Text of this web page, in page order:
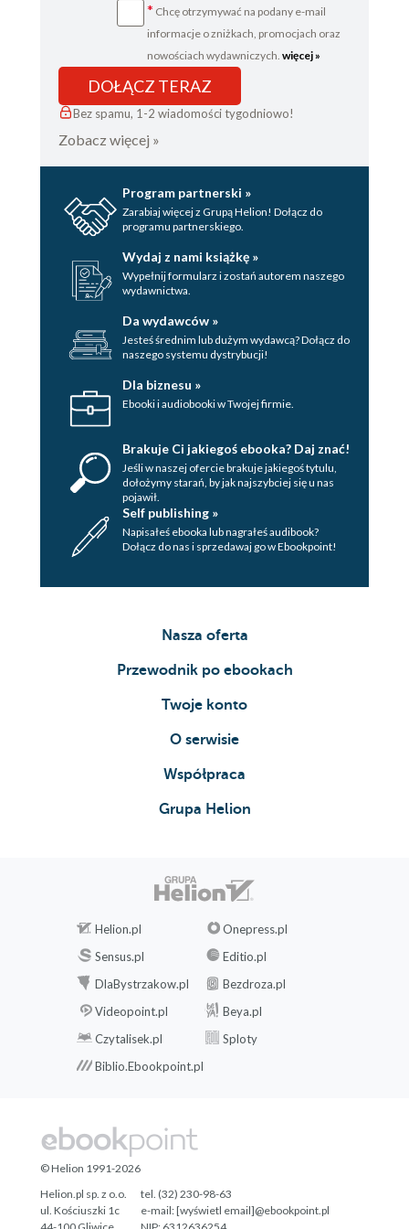
PANNA JÉROMETTE I PASTOR
MARTWA RĘKA
DO NIEBA RAZEM Z BRYGIEM!
DZIEWIĄTA!
DIABELSKIE OKULARY / Wspomnienia
arktycznego podróżnika
Moje wspomnienia
Egzamin okularowy
Egzamin w Long Fellas
Prawda w krzewach
Koniec Diabelskich Okularów
Wydawca do czytelnika
* Chcę otrzymywać na podany e-mail
informacje o zniżkach, promocjach oraz
nowościach wydawniczych. więcej »
DOŁĄCZ TERAZ
Bez spamu, 1-2 wiadomości tygodniowo!
Zobacz więcej »
Program partnerski »
Zarabiaj więcej z Grupą Helion! Dołącz do
programu partnerskiego.
Wydaj z nami książkę »
Wypełnij formularz i zostań autorem naszego
wydawnictwa.
Da wydawców »
Jesteś średnim lub dużym wydawcą? Dołącz do
naszego systemu dystrybucji!
Dla biznesu »
Ebooki i audiobooki w Twojej firmie.
Brakuje Ci jakiegoś ebooka? Daj znać!
Jeśli w naszej ofercie brakuje jakiegoś tytulu,
dołożymy starań, by jak najszybciej się u nas
pojawił.
Self publishing »
Napisałeś ebooka lub nagrałeś audibook?
Dołącz do nas i sprzedawaj go w Ebookpoint!
Nasza oferta
Przewodnik po ebookach
Twoje konto
O serwisie
Współpraca
Grupa Helion
Helion.pl
Onepress.pl
Sensus.pl
Editio.pl
DlaBystrzakow.pl
Bezdroza.pl
Videopoint.pl
Beya.pl
Czytalisek.pl
Sploty
Biblio.Ebookpoint.pl
© Helion 1991-2026
Helion.pl sp. z o.o.
ul. Kościuszki 1c
44-100 Gliwice
tel. (32) 230-98-63
e-mail:[wyświetl email]@ebookpoint.pl
NIP: 6312636254